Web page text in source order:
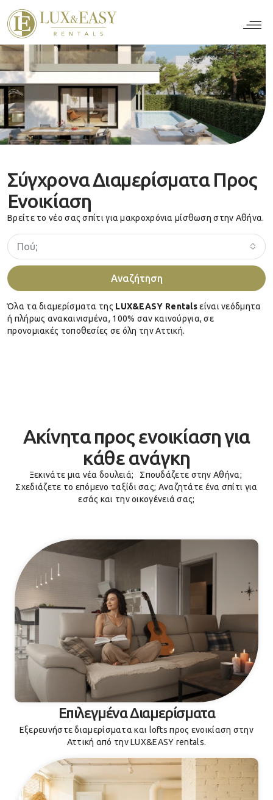
Σύγχρονα Διαμερίσματα Προς
Ενοικίαση
Βρείτε το νέο σας σπίτι για μακροχρόνια μίσθωση στην Αθήνα.
Πού;
Αναζήτηση
Όλα τα διαμερίσματα της LUX&EASY Rentalsείναι νεόδμητα
ή πλήρως ανακαινισμένα, 100% σαν καινούργια, σε
προνομιακές τοποθεσίες σε όλη την Αττική.
Ακίνητα προς ενοικίαση για
κάθε ανάγκη
Ξεκινάτε μια νέα δουλειά; Σπουδάζετε στην Αθήνα;
Σχεδιάζετε το επόμενο ταξίδι σας; Αναζητάτε ένα σπίτι για
εσάς και την οικογένειά σας;
Επιλεγμένα Διαμερίσματα
Εξερευνήστε διαμερίσματα και lofts προς ενοικίαση στην
Αττική από την LUX&EASY rentals.